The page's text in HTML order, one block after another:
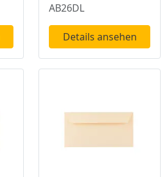
AB26DL
Details ansehen